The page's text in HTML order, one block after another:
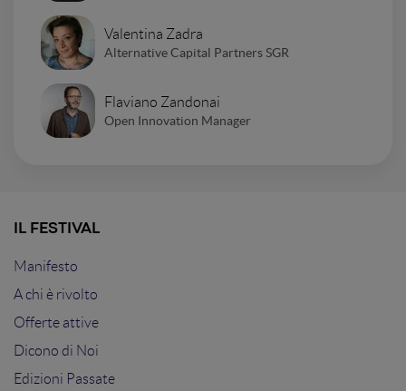
Valentina Zadra
Alternative Capital Partners SGR
Flaviano Zandonai
Open Innovation Manager
IL FESTIVAL
Manifesto
A chi è rivolto
Offerte attive
Dicono di Noi
Edizioni Passate